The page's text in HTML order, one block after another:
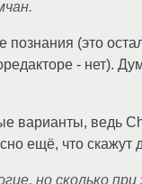
(это
- нет).
варианты, ведь
ещё, что скажут
но сколько